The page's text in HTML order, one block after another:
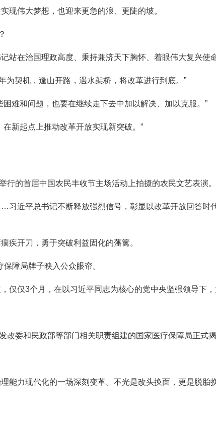
伟大梦想，也迎来更急的浪、更陡的坡。
在治国理政高度、秉持兼济天下胸怀、着眼伟大复兴
契机，逢山开路，遇水架桥，将改革进行到底。”
和问题，也要在继续走下去中加以解决、加以克服。”
新起点上推动改革开放实现新突破。”
的首届中国农民丰收节主场活动上拍摄的农民文艺表演
平总书记不断释放强烈信号，彰显以改革开放回答时
开刀，勇于突破利益固化的藩篱。
障局牌子映入公众眼帘。
仅3个月，在以习近平同志为核心的党中央坚强领导下
委和民政部等部门相关职责组建的国家医疗保障局正式
力现代化的一场深刻变革。不光是改头换面，更是脱胎